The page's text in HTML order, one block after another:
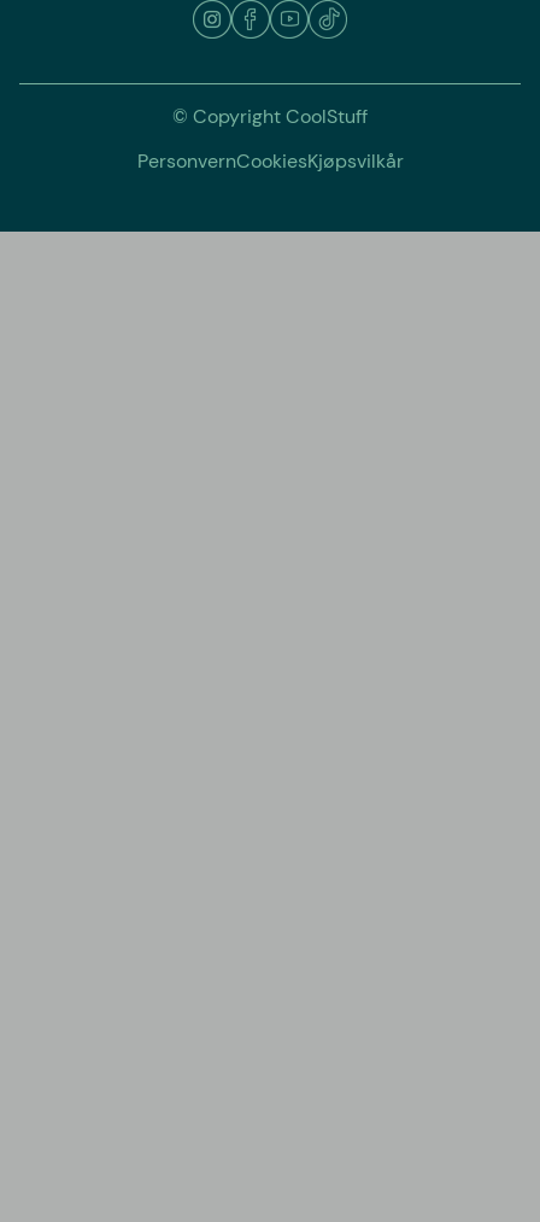
© Copyright CoolStuff
PersonvernCookiesKjøpsvilkår